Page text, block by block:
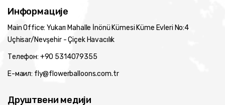
Информације
Main Office: Yukarı Mahalle İnönü Kümesi Küme Evleri No:4
Uçhisar/Nevşehir - Çiçek Havacılık
Телефон: +90 5314079355
Е-маил: fly@flowerballoons.com.tr
Друштвени медији